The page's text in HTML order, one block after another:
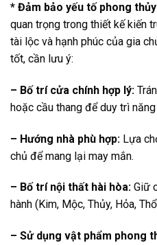
* Đảm bảo yếu tố phong
quan trọng trong thiết kế kiến
tài lộc và hạnh phúc của gia
tốt, cần lưu ý:
– Bố trí cửa chính hợp lý:
hoặc cầu thang để duy trì
– Hướng nhà phù hợp: Lựa
chủ để mang lại may mắn.
– Bố trí nội thất hài hòa: Giữ
hành (Kim, Mộc, Thủy, Hỏa,
– Sử dụng vật phẩm phong